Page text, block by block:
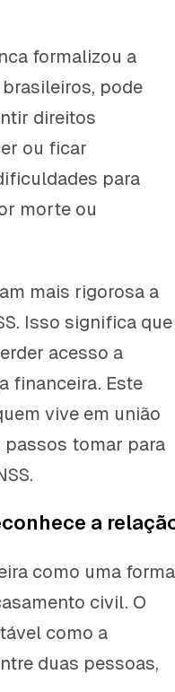
formalizou a
pode
direitos
ou ficar
para
morte ou
mais rigorosa a
Isso significa que
acesso a
financeira. Este
vive em união
passos tomar para
a
como uma forma
civil. O
como a
duas pessoas,